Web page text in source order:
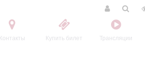
Контакты Купить билет Трансляции